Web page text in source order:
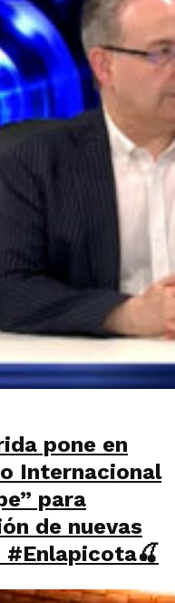
pone en
Internacional
para
de nuevas